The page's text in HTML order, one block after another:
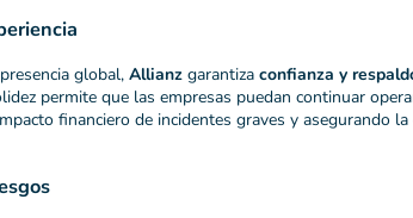
global, Allianz garantiza confianza y
permite que las empresas puedan continuar
financiero de incidentes graves y asegurando